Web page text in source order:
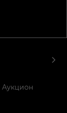
Аукцион